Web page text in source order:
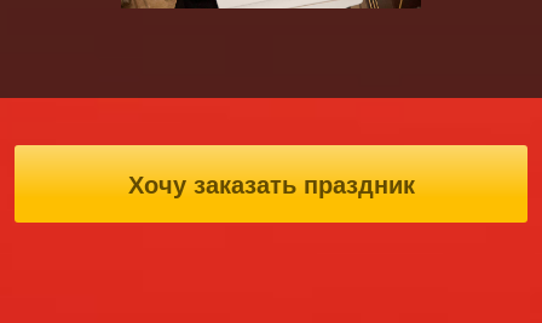
Хочу заказать праздник